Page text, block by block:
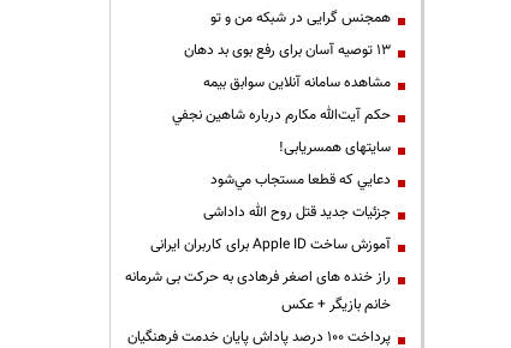
همجنس گرایی در شبکه من و تو
13 توصیه آسان برای رفع بوی بد دهان
مشاهده سامانه آنلاين سوابق بیمه
حكم آيت‌الله مكارم درباره شاهين نجفي
سایتهای همسریابی!
دعايي كه قطعا مستجاب مي‌شود
جزئیات جدید قتل روح الله داداشی
آموزش ساخت Apple ID برای کاربران ایرانی
راز خنده های اصغر فرهادی به حرکت بی شرمانه
خانم بازیگر + عکس
پرداخت ۱۰۰ درصد پاداش پایان خدمت فرهنگیان